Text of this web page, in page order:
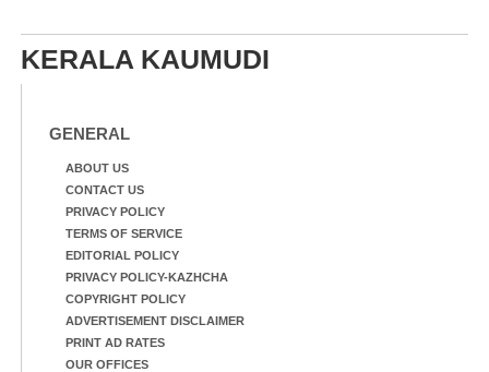
KERALA KAUMUDI
GENERAL
ABOUT US
CONTACT US
PRIVACY POLICY
TERMS OF SERVICE
EDITORIAL POLICY
PRIVACY POLICY-KAZHCHA
COPYRIGHT POLICY
ADVERTISEMENT DISCLAIMER
PRINT AD RATES
OUR OFFICES